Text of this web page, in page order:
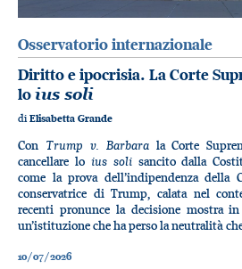
Osservatorio internazionale
Diritto e ipocrisia. La Corte
loius soli
di Elisabetta Grande
Con Trump v. Barbarala Corte
cancellare lo ius soli sancito dalla
come la prova dell’indipendenza della
conservatrice di Trump, calata nel
recenti pronunce la decisione mostra
un’istituzione che ha perso la neutralità
10/07/2026